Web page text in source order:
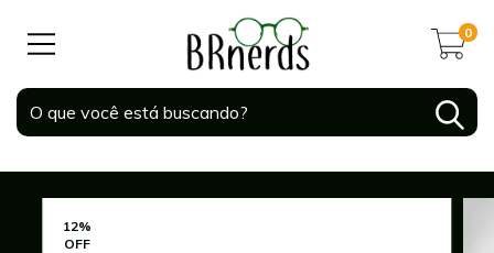
0
12%
OFF